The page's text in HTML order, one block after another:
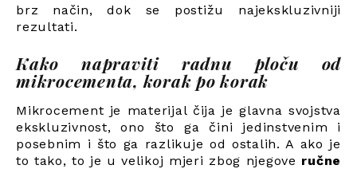
brz način, dok se postižu najekskluzivniji
rezultati.
Kako napraviti radnu ploču od
mikrocementa, korak po korak
Mikrocement je materijal čija je glavna svojstva
ekskluzivnost, ono što ga čini jedinstvenim i
posebnim i što ga razlikuje od ostalih. A ako je
to tako, to je u velikoj mjeri zbog njegove ručne